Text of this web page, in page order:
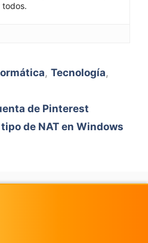
todos.
,Tecnología,
de Pinterest
de NAT en Windows